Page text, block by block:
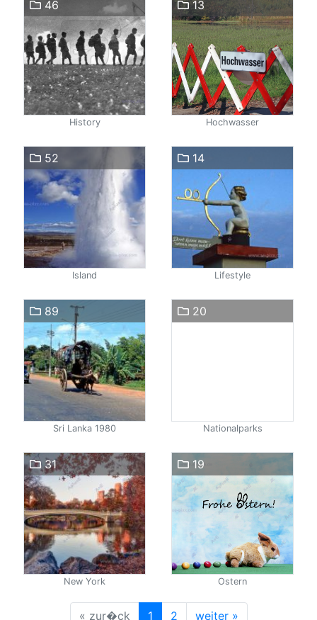
46
History
13
Hochwasser
52
Island
14
Lifestyle
89
Sri Lanka 1980
20
Nationalparks
31
New York
19
Ostern
« zur�ck 1 2 weiter »